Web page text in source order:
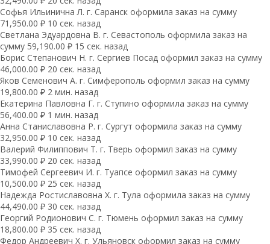
Софья Ильинична Л. г. Саранск оформила заказ на сумму
71,950.00 ₽ 10 сек. назад
Светлана Эдуардовна В. г. Севастополь оформила заказ на
сумму 59,190.00 ₽ 15 сек. назад
Борис Степанович Н. г. Сергиев Посад оформил заказ на сумму
46,000.00 ₽ 20 сек. назад
Яков Семенович А. г. Симферополь оформил заказ на сумму
19,800.00 ₽ 2 мин. назад
Екатерина Павловна Г. г. Ступино оформила заказ на сумму
56,400.00 ₽ 1 мин. назад
Анна Станиславовна Р. г. Сургут оформила заказ на сумму
32,950.00 ₽ 10 сек. назад
Валерий Филиппович Т. г. Тверь оформил заказ на сумму
33,990.00 ₽ 20 сек. назад
Тимофей Сергеевич И. г. Туапсе оформил заказ на сумму
10,500.00 ₽ 25 сек. назад
Надежда Ростиславовна Х. г. Тула оформила заказ на сумму
44,490.00 ₽ 30 сек. назад
Георгий Родионович С. г. Тюмень оформил заказ на сумму
18,800.00 ₽ 35 сек. назад
Федор Андреевич Х. г. Ульяновск оформил заказ на сумму